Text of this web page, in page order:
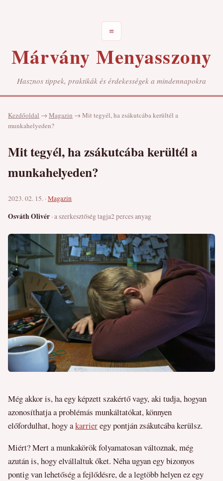
≡
Márvány Menyasszony
Hasznos tippek, praktikák és érdekességek a mindennapokra
Kezdőoldal → Magazin → Mit tegyél, ha zsákutcába kerültél a
munkahelyeden?
Mit tegyél, ha zsákutcába kerültél a
munkahelyeden?
2023. 02. 15. ·Magazin
Osváth Olivér · a szerkesztőség tagja2 perces anyag
Még akkor is, ha egy képzett szakértő vagy, aki tudja, hogyan
azonosíthatja a problémás munkáltatókat, könnyen
előfordulhat, hogy akarrieregy pontján zsákutcába kerülsz.
Miért? Mert a munkakörök folyamatosan változnak, még
azután is, hogy elvállaltuk őket. Néha ugyan egy bizonyos
pontig van lehetőség a fejlődésre, de a legtöbb helyen ez egy